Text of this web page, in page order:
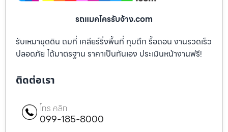
รถแมคโครรับจ้าง.com
รับเหมาขุดดิน ถมที่ เคลียร์ริ่งพื้นที่ ทุบตึก รื้อถอน งานรวดเร็ว
ปลอดภัย ได้มาตรฐาน ราคาเป็นกันเอง ประเมินหน้างานฟรี!
ติดต่อเรา
โทร คลิก
099-185-8000